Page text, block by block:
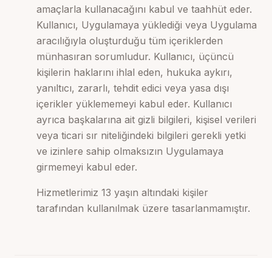
amaçlarla kullanacağını kabul ve taahhüt eder.
Kullanıcı, Uygulamaya yüklediği veya Uygulama
aracılığıyla oluşturduğu tüm içeriklerden
münhasıran sorumludur. Kullanıcı, üçüncü
kişilerin haklarını ihlal eden, hukuka aykırı,
yanıltıcı, zararlı, tehdit edici veya yasa dışı
içerikler yüklememeyi kabul eder. Kullanıcı
ayrıca başkalarına ait gizli bilgileri, kişisel verileri
veya ticari sır niteliğindeki bilgileri gerekli yetki
ve izinlere sahip olmaksızın Uygulamaya
girmemeyi kabul eder.
Hizmetlerimiz 13 yaşın altındaki kişiler
tarafından kullanılmak üzere tasarlanmamıştır.